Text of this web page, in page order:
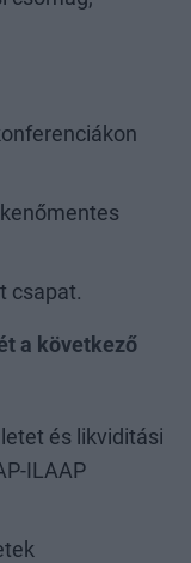
csapat.
a következő
és likviditási
ILAAP